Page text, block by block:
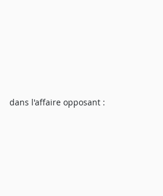
dans l'affaire opposant :